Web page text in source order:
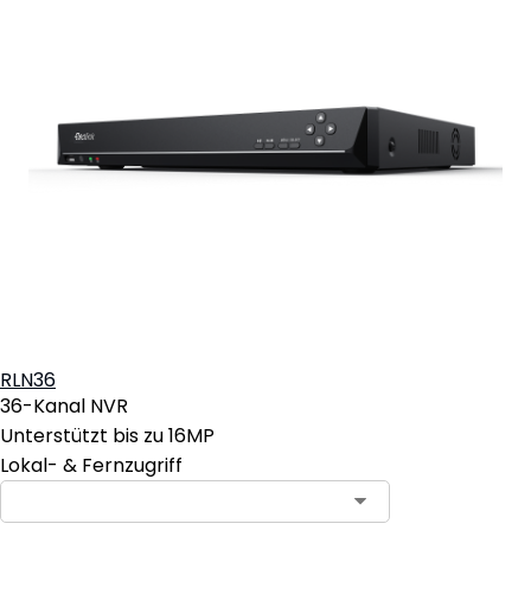
RLN36
36-Kanal NVR
Unterstützt bis zu 16MP
Lokal- & Fernzugriff